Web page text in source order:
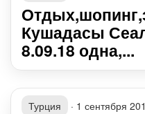
Кушадасы
8.09.18 одна,...
Турция · 1 сентября